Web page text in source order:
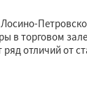
в торговом
отличий от